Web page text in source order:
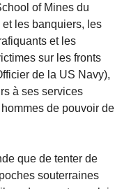
of Mines du
les banquiers, les
et les
sur les fronts
de la US Navy),
à ses services
de pouvoir de
que de tenter de
souterraines